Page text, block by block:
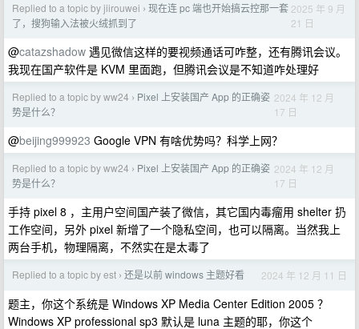
Replied to a topic by jiirouwei › 现在连 pc 端也开始搞云控那一套
了，搜狗输入法被火绒抓到了
2025 年 9 月
21 日
@catazshadow 遇见微信这样的要视频通话可咋整，还有腾讯会议。
我现在国产软件是 KVM 里面跑，但腾讯会议是不知道咋处理好
Replied to a topic by ww24 › Pixel 上安装国产 App 的正确姿
势是什么？
2024 年 12 月
17 日
@beijing999923 Google VPN 有啥优势吗？科学上网？
Replied to a topic by ww24 › Pixel 上安装国产 App 的正确姿
势是什么？
2024 年 12 月
17 日
手持 pixel 8 ，主用户空间国产装了微信，其它国内毒瘤用 shelter 扔
工作空间，另外 pixel 新增了一个隐私空间，也可以隔离。当然我上
两台手机，物理隔离，不然实在是太毒了
Replied to a topic by est › 还是以前 windows 主题好看 2024 年 12 月 11 日
题主，你这个系统是 Windows XP Media Center Edition 2005 ？
Windows XP professional sp3 默认是 luna 主题的耶，你这个